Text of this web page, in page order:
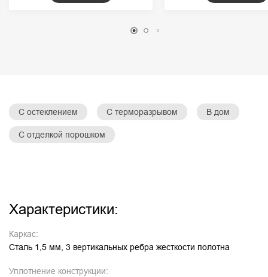
С остеклением С терморазрывом В дом
С отделкой порошком
Характеристики:
Каркас:
Сталь 1,5 мм, 3 вертикальных ребра жесткости полотна
Уплотнение конструкции: